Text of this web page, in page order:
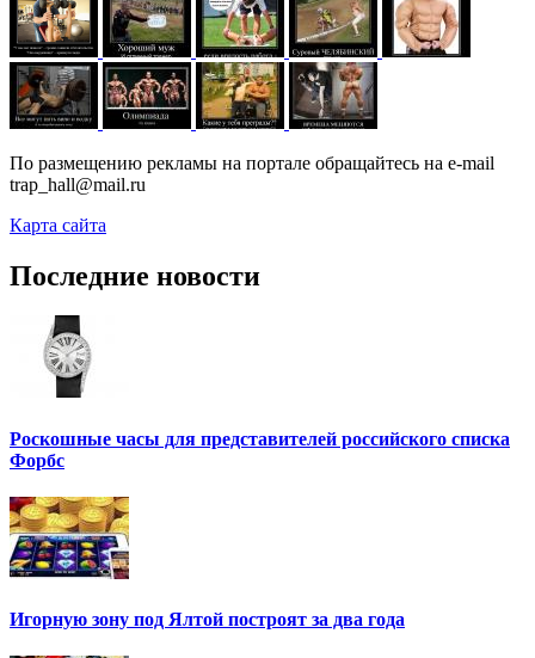
По размещению рекламы на портале обращайтесь на e-mail
trap_hall@mail.ru
Карта сайта
Последние новости
Роскошные часы для представителей российского списка
Форбс
Игорную зону под Ялтой построят за два года